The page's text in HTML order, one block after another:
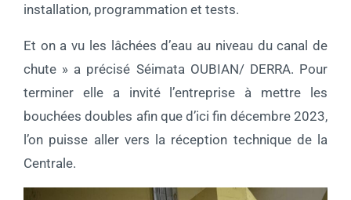
installation, programmation et tests.
Et on a vu les lâchées d’eau au niveau du canal de
chute » a précisé Séimata OUBIAN/ DERRA. Pour
terminer elle a invité l’entreprise à mettre les
bouchées doubles afin que d’ici fin décembre 2023,
l’on puisse aller vers la réception technique de la
Centrale.